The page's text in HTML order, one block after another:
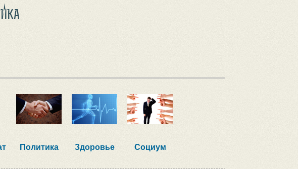
Политика Здоровье Социум